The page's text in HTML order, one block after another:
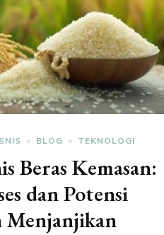
BLOG TEKNOLOGI
Beras Kemasan:
dan Potensi